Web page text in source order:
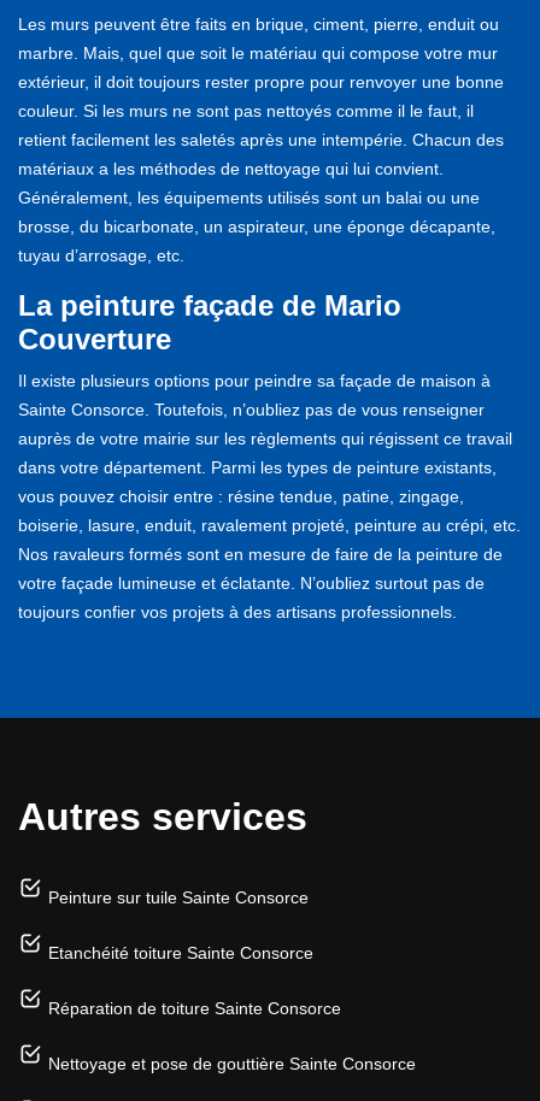
Les murs peuvent être faits en brique, ciment, pierre, enduit ou
marbre. Mais, quel que soit le matériau qui compose votre mur
extérieur, il doit toujours rester propre pour renvoyer une bonne
couleur. Si les murs ne sont pas nettoyés comme il le faut, il
retient facilement les saletés après une intempérie. Chacun des
matériaux a les méthodes de nettoyage qui lui convient.
Généralement, les équipements utilisés sont un balai ou une
brosse, du bicarbonate, un aspirateur, une éponge décapante,
tuyau d’arrosage, etc.
La peinture façade de Mario
Couverture
Il existe plusieurs options pour peindre sa façade de maison à
Sainte Consorce. Toutefois, n’oubliez pas de vous renseigner
auprès de votre mairie sur les règlements qui régissent ce travail
dans votre département. Parmi les types de peinture existants,
vous pouvez choisir entre : résine tendue, patine, zingage,
boiserie, lasure, enduit, ravalement projeté, peinture au crépi, etc.
Nos ravaleurs formés sont en mesure de faire de la peinture de
votre façade lumineuse et éclatante. N’oubliez surtout pas de
toujours confier vos projets à des artisans professionnels.
Autres services
Peinture sur tuile Sainte Consorce
Etanchéité toiture Sainte Consorce
Réparation de toiture Sainte Consorce
Nettoyage et pose de gouttière Sainte Consorce